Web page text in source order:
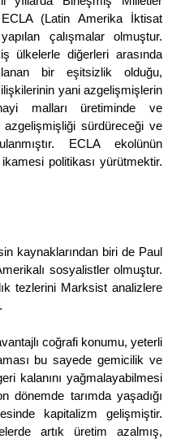
(Latin Amerika İktisat
çalışmalar olmuştur.
ülkelerle diğerleri arasında
bir eşitsizlik olduğu,
yani azgelişmişlerin
malları üretiminde ve
azgelişmişliği sürdüreceği ve
ECLA ekolünün
politikası yürütmektir.
kaynaklarından biri de Paul
sosyalistler olmuştur.
tezlerini Marksist analizlere
coğrafi konumu, yeterli
bu sayede gemicilik ve
kalanını yağmalayabilmesi
dönemde tarımda yaşadığı
kapitalizm gelişmiştir.
artık üretim azalmış,